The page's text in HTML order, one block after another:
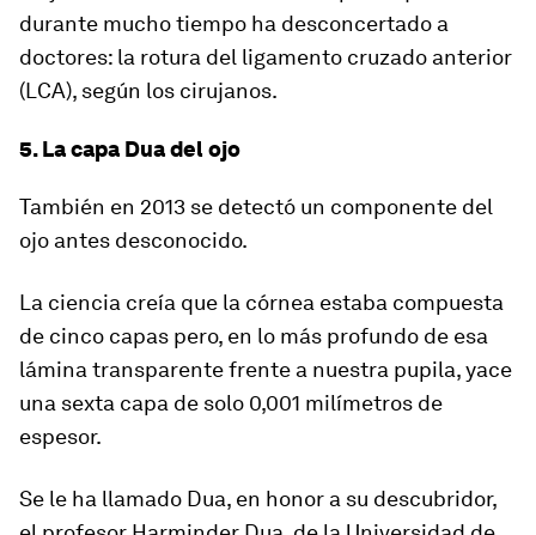
durante mucho tiempo ha desconcertado a
doctores: la rotura del ligamento cruzado anterior
(LCA), según los cirujanos.
5. La capa Dua del ojo
También en 2013 se detectó un componente del
ojo antes desconocido.
La ciencia creía que la córnea estaba compuesta
de cinco capas pero, en lo más profundo de esa
lámina transparente frente a nuestra pupila, yace
una sexta capa de solo 0,001 milímetros de
espesor.
Se le ha llamado Dua, en honor a su descubridor,